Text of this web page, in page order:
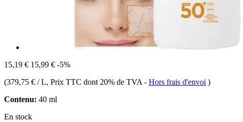
15,19 € 15,99 € -5%
(379,75 € / L, Prix TTC dont 20% de TVA - Hors frais d'envoi )
Contenu: 40 ml
En stock